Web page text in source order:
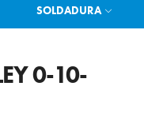
SOLDADURA
0-10-